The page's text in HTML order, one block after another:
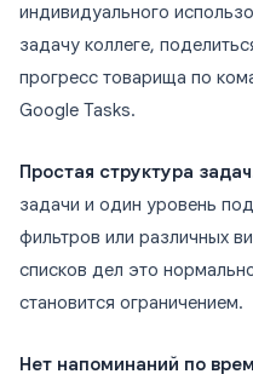
индивидуального
задачу коллеге,
прогресс товарища по
Google Tasks.
Простая структура
задачи и один уровень
фильтров или различных
списков дел это
становится ограничением.
Нет напоминаний по